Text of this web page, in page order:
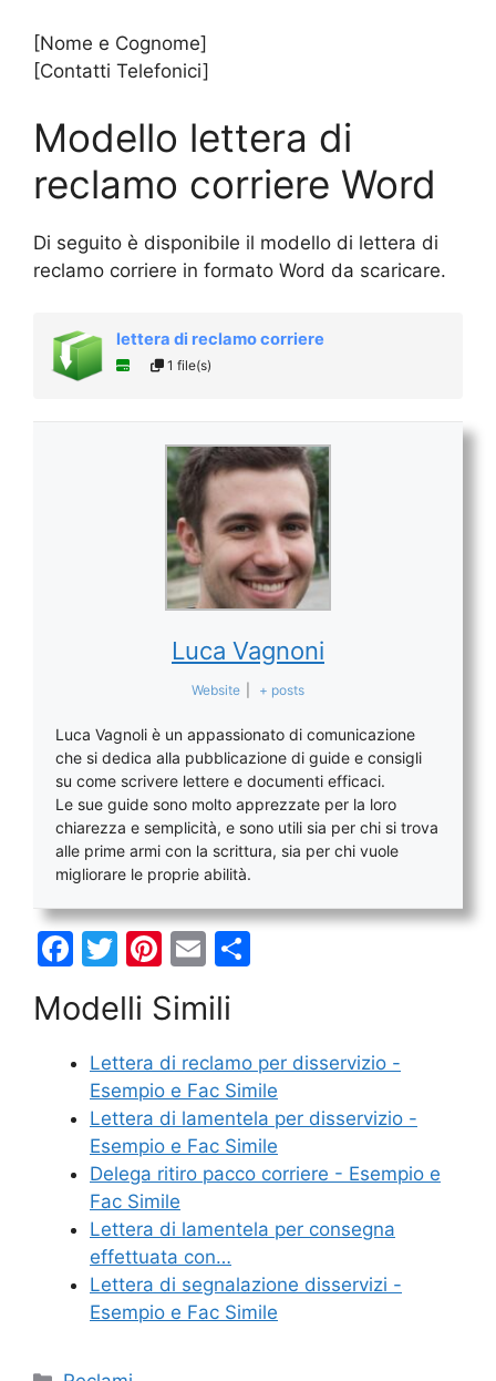
[Nome e Cognome]
[Contatti Telefonici]
Modello lettera di
reclamo corriere Word
Di seguito è disponibile il modello di lettera di
reclamo corriere in formato Word da scaricare.
lettera di reclamo corriere
1 file(s)
Luca Vagnoni
Website + posts
Luca Vagnoli è un appassionato di comunicazione
che si dedica alla pubblicazione di guide e consigli
su come scrivere lettere e documenti efficaci.
Le sue guide sono molto apprezzate per la loro
chiarezza e semplicità, e sono utili sia per chi si trova
alle prime armi con la scrittura, sia per chi vuole
migliorare le proprie abilità.
F
c
e
b
o
o
k
T
w
itt
er
Pi
nt
er
e
st
E
m
ai
l
di
vi
di
Modelli Simili
Lettera di reclamo per disservizio -
Esempio e Fac Simile
Lettera di lamentela per disservizio -
Esempio e Fac Simile
Delega ritiro pacco corriere - Esempio e
Fac Simile
Lettera di lamentela per consegna
effettuata con…
Lettera di segnalazione disservizi -
Esempio e Fac Simile
Categorie